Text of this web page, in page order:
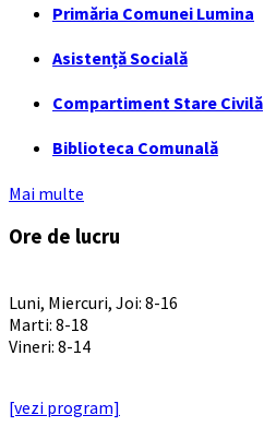
Primăria Comunei Lumina
Asistență Socială
Compartiment Stare Civilă
Biblioteca Comunală
Mai multe
Ore de lucru
Luni, Miercuri, Joi: 8-16
Marti: 8-18
Vineri: 8-14
[vezi program]